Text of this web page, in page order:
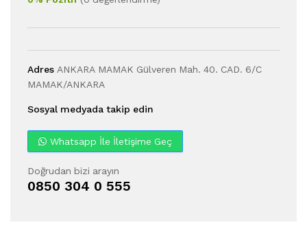
Adres ANKARA MAMAK Gülveren Mah. 40. CAD. 6/C
MAMAK/ANKARA
Sosyal medyada takip edin
Whatsapp İle İletişime Geç
Doğrudan bizi arayın
0850 304 0 555